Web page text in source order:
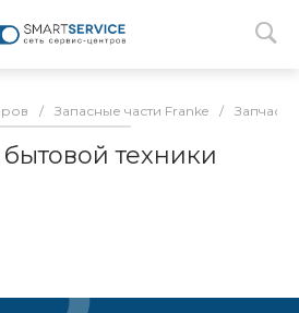
/ Запасные части Franke /
техники